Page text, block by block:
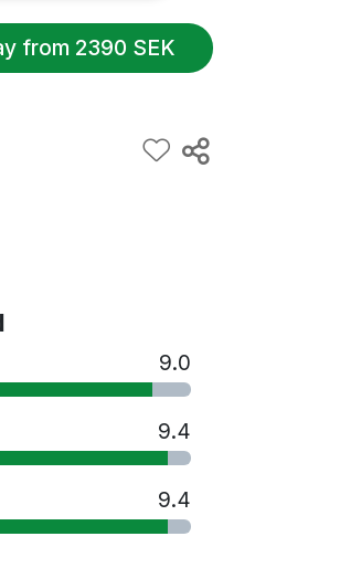
from 2390 SEK
9.0
9.4
9.4